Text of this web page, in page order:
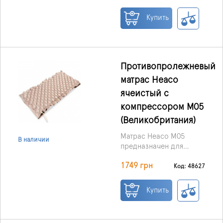
лечения пролежней у
пациентов, которые
домашних условиях
или в стационаре.
Купить
В наличии
Противопролежневый
матрас Heaco
ячеистый с
компрессором M05
(Великобритания)
Матрас Heaco M05
предназначен для
лечения пролежней I–II
рекомендован
пациентам, которые
1749 грн Код: 48627
Купить